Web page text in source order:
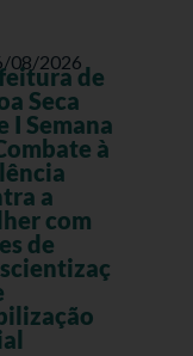
08/2026
de
Seca
I Semana
à
a
com
de